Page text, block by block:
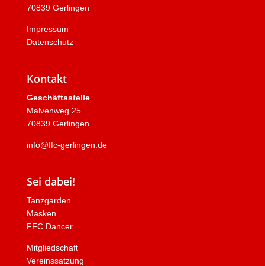
70839 Gerlingen
Impressum
Datenschutz
Kontakt
Geschäftsstelle
Malvenweg 25
70839 Gerlingen
info@ffc-gerlingen.de
Sei dabei!
Tanzgarden
Masken
FFC Dancer
Mitgliedschaft
Vereinssatzung